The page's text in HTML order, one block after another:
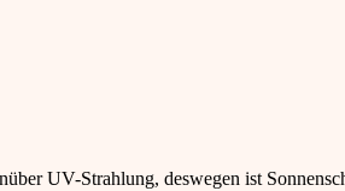
UV-Strahlung, deswegen ist